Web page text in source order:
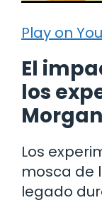
Play on
El
los
Los
mosca de
legado